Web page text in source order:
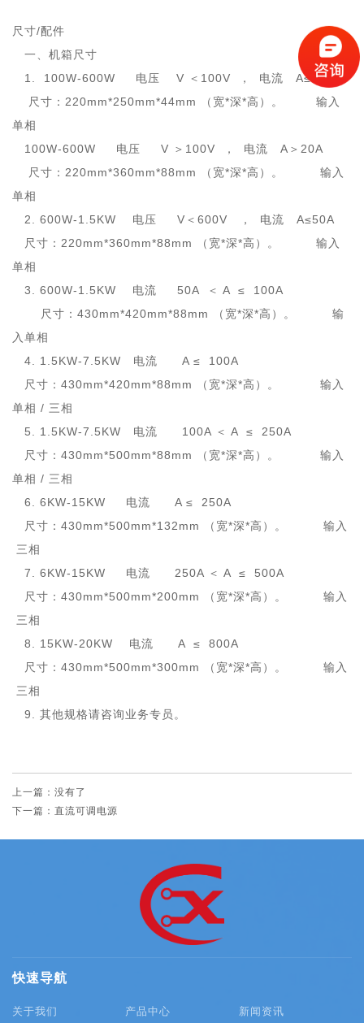
尺寸/配件
一、机箱尺寸
1. 100W-600W 电压 V ＜100V ， 电流 A≤20A
尺寸：220mm*250mm*44mm （宽*深*高）。 输入
单相
100W-600W 电压 V ＞100V ， 电流 A＞20A
尺寸：220mm*360mm*88mm （宽*深*高）。 输入
单相
2. 600W-1.5KW 电压 V＜600V ， 电流 A≤50A
尺寸：220mm*360mm*88mm （宽*深*高）。 输入
单相
3. 600W-1.5KW 电流 50A ＜ A ≤ 100A
尺寸：430mm*420mm*88mm （宽*深*高）。 输
入单相
4. 1.5KW-7.5KW 电流 A ≤ 100A
尺寸：430mm*420mm*88mm （宽*深*高）。 输入
单相 / 三相
5. 1.5KW-7.5KW 电流 100A ＜ A ≤ 250A
尺寸：430mm*500mm*88mm （宽*深*高）。 输入
单相 / 三相
6. 6KW-15KW 电流 A ≤ 250A
尺寸：430mm*500mm*132mm （宽*深*高）。 输入
三相
7. 6KW-15KW 电流 250A ＜ A ≤ 500A
尺寸：430mm*500mm*200mm （宽*深*高）。 输入
三相
8. 15KW-20KW 电流 A ≤ 800A
尺寸：430mm*500mm*300mm （宽*深*高）。 输入
三相
9. 其他规格请咨询业务专员。
上一篇：没有了
下一篇：直流可调电源
快速导航
关于我们 产品中心 新闻资讯